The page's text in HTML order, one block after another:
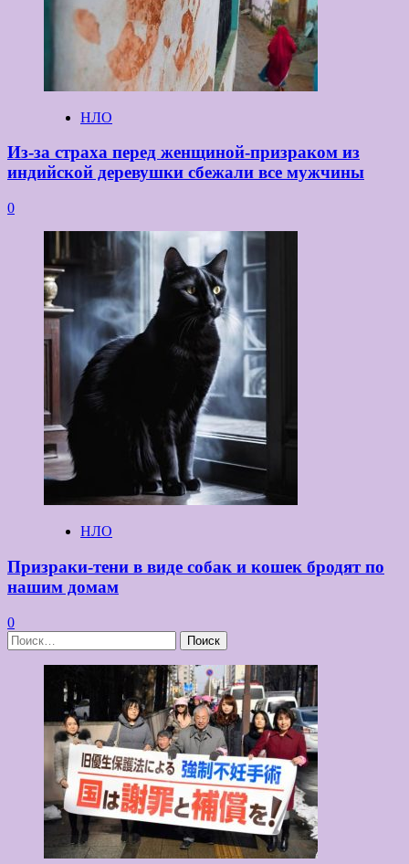
НЛО
Из-за страха перед женщиной-призраком из
индийской деревушки сбежали все мужчины
0
НЛО
Призраки-тени в виде собак и кошек бродят по
нашим домам
0
Найти: